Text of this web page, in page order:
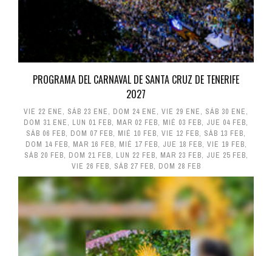
PROGRAMA DEL CARNAVAL DE SANTA CRUZ DE TENERIFE
2027
VIE 22 ENE, SÁB 23 ENE, DOM 24 ENE, VIE 29 ENE, SÁB 30 ENE,
DOM 31 ENE, LUN 01 FEB, MAR 02 FEB, MIÉ 03 FEB, JUE 04 FEB,
SÁB 06 FEB, DOM 07 FEB, MIÉ 10 FEB, VIE 12 FEB, SÁB 13 FEB,
DOM 14 FEB, MAR 16 FEB, MIÉ 17 FEB, JUE 18 FEB, VIE 19 FEB,
SÁB 20 FEB, DOM 21 FEB, LUN 22 FEB, MAR 23 FEB, JUE 25 FEB,
VIE 26 FEB, SÁB 27 FEB, DOM 28 FEB